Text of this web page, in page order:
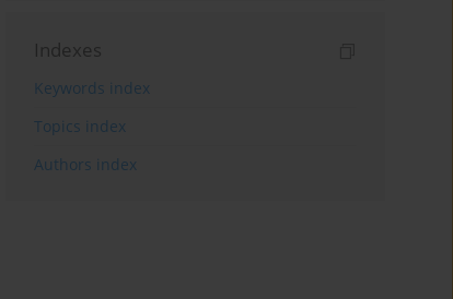
Indexes
Keywords index
Topics index
Authors index